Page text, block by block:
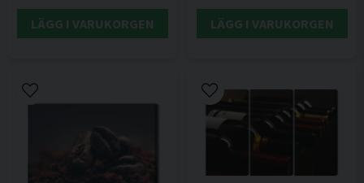
LÄGG I VARUKORGEN LÄGG I VARUKORGEN